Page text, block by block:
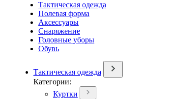
Тактическая одежда
Полевая форма
Аксессуары
Снаряжение
Головные уборы
Обувь
Тактическая одежда
Категории:
Куртки